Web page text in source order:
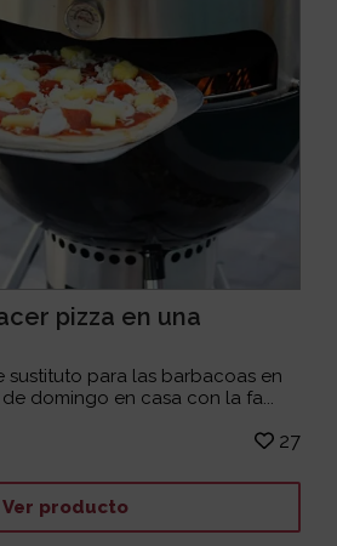
pizza en una
sustituto para las barbacoas en
domingo en casa con la fa...
27
Ver producto